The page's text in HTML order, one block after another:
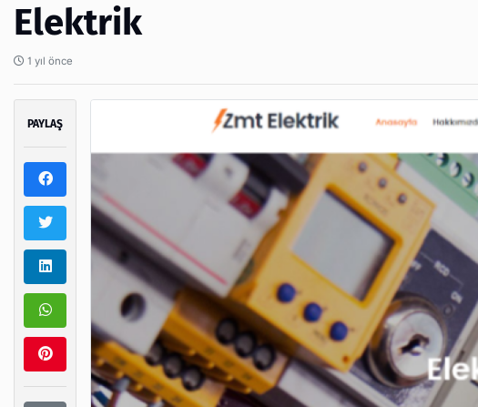
Elektrik
1 yıl önce
PAYLAŞ